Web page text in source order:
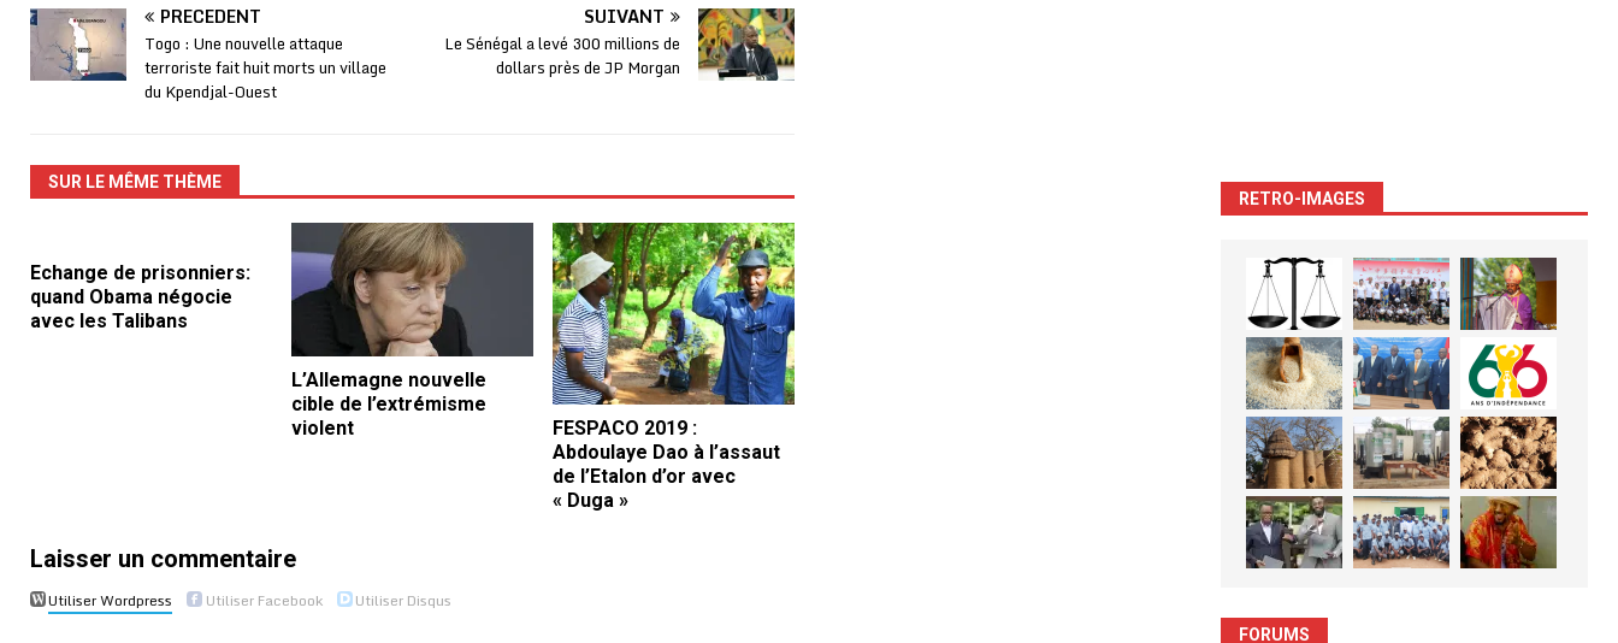
PRÉCÉDENT
Togo : Une nouvelle attaque
terroriste fait huit morts un village
du Kpendjal-Ouest
SUIVANT
Le Sénégal a levé 300 millions de
dollars près de JP Morgan
SUR LE MÊME THÈME
Echange de prisonniers:
quand Obama négocie
avec les Talibans
L’Allemagne nouvelle
cible de l’extrémisme
violent
FESPACO 2019 :
Abdoulaye Dao à l’assaut
de l’Etalon d’or avec
« Duga »
Laisser un commentaire
Utiliser Wordpress Utiliser Facebook Utiliser Disqus
RETRO-IMAGES
FORUMS